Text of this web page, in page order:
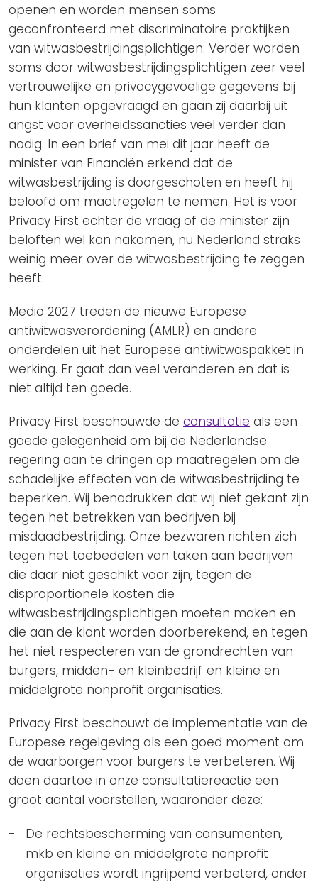
openen en worden mensen soms
geconfronteerd met discriminatoire praktijken
van witwasbestrijdingsplichtigen. Verder worden
soms door witwasbestrijdingsplichtigen zeer veel
vertrouwelijke en privacygevoelige gegevens bij
hun klanten opgevraagd en gaan zij daarbij uit
angst voor overheidssancties veel verder dan
nodig. In een brief van mei dit jaar heeft de
minister van Financiën erkend dat de
witwasbestrijding is doorgeschoten en heeft hij
beloofd om maatregelen te nemen. Het is voor
Privacy First echter de vraag of de minister zijn
beloften wel kan nakomen, nu Nederland straks
weinig meer over de witwasbestrijding te zeggen
heeft.
Medio 2027 treden de nieuwe Europese
antiwitwasverordening (AMLR) en andere
onderdelen uit het Europese antiwitwaspakket in
werking. Er gaat dan veel veranderen en dat is
niet altijd ten goede.
Privacy First beschouwde de consultatie als een
goede gelegenheid om bij de Nederlandse
regering aan te dringen op maatregelen om de
schadelijke effecten van de witwasbestrijding te
beperken. Wij benadrukken dat wij niet gekant zijn
tegen het betrekken van bedrijven bij
misdaadbestrijding. Onze bezwaren richten zich
tegen het toebedelen van taken aan bedrijven
die daar niet geschikt voor zijn, tegen de
disproportionele kosten die
witwasbestrijdingsplichtigen moeten maken en
die aan de klant worden doorberekend, en tegen
het niet respecteren van de grondrechten van
burgers, midden- en kleinbedrijf en kleine en
middelgrote nonprofit organisaties.
Privacy First beschouwt de implementatie van de
Europese regelgeving als een goed moment om
de waarborgen voor burgers te verbeteren. Wij
doen daartoe in onze consultatiereactie een
groot aantal voorstellen, waaronder deze:
De rechtsbescherming van consumenten,
mkb en kleine en middelgrote nonprofit
organisaties wordt ingrijpend verbeterd, onder